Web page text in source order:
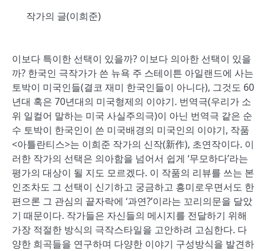
작가의 글(이희준)
이보다 특이한 선택이 있을까? 이보다 의아한 선택이 있을
까? 한국인 극작가가 쓴 뉴욕 주 스테이튼 아일랜드에 사는
토박이 미국인들(결코 재미 한국인들이 아니다), 그것도 60
년대 혹은 70년대의 미국형제의 이야기. 번역극(우리가 소
위 일컬어 말하는 미국 사실주의극)이 아닌 번역극 같은 순
수 토박이 한국인이 쓴 미국배경의 미국인의 이야기, 작품
<아틀란티스>는 이희준 작가의 신작(新作), 초연작이다. 이
러한 작가의 선택은 의아함을 넘어서 쉽게 ‘무모하다’라는
평가의 대상이 될 지도 모르겠다. 이 작품의 리뷰를 쓰는 본
인조차도 그 선택이 신기하고 궁금하고 흥미로우면서도 한
편으론 그 관심의 끝자락에 ‘과연?’이라는 꼬리의문을 달았
기 때문이다. 작가들은 자신들의 메시지를 전달하기 위해
가장 적절한 방식의 극작스타일을 고안하려 고심한다. 다
양한 희곡들을 연구하며 다양한 이야기 구성방식을 발견하